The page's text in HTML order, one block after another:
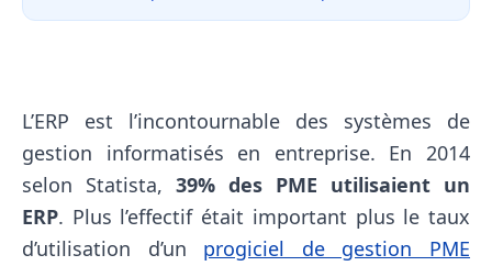
L’ERP est l’incontournable des systèmes de
gestion informatisés en entreprise. En 2014
selon Statista, 39% des PME utilisaient un
ERP. Plus l’effectif était important plus le taux
d’utilisation d’un progiciel de gestion PME